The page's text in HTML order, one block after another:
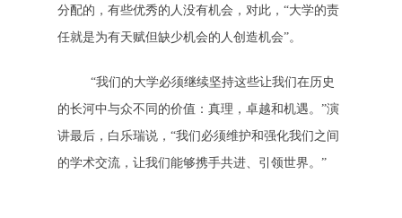
分配的，有些优秀的人没有机会，对此，“大学的责
任就是为有天赋但缺少机会的人创造机会”。
“我们的大学必须继续坚持这些让我们在历史
的长河中与众不同的价值：真理，卓越和机遇。”演
讲最后，白乐瑞说，“我们必须维护和强化我们之间
的学术交流，让我们能够携手共进、引领世界。”